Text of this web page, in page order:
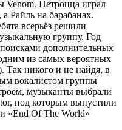
Петроцца играл
Райль на барабанах.
всерьёз решили
группу. Год
дополнительных
из самых вероятных
Так никого и не найдя, в
вокалистом группы
музыканты выбрали
под которым выпустили
«End Of The World»